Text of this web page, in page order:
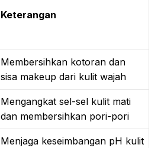
Keterangan
Membersihkan kotoran dan
sisa makeup dari kulit wajah
Mengangkat sel-sel kulit mati
dan membersihkan pori-pori
Menjaga keseimbangan pH kulit